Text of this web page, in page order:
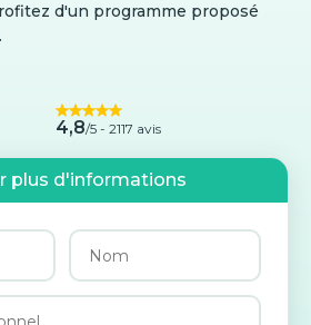
d'un programme proposé
4,8/5 - 2117 avis
plus d'informations